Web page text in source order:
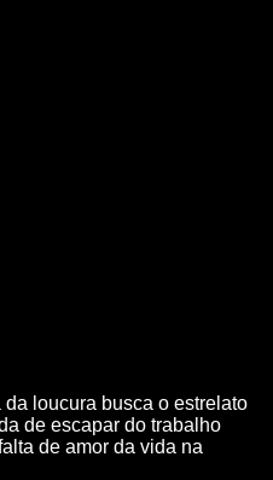
loucura busca o estrelato
de escapar do trabalho
de amor da vida na